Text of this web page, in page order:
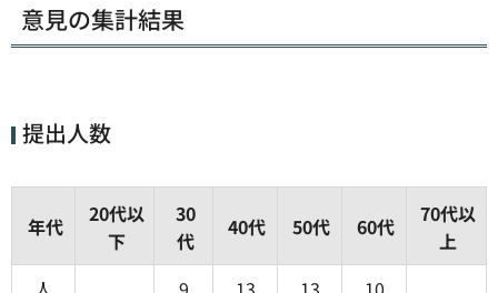
意見の集計結果
提出人数
年代
20代以
下
30
代
40代 50代 60代
70代以
上